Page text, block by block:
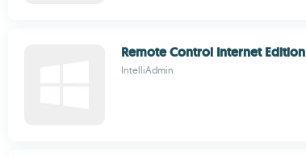
Remote Control Internet Edition
IntelliAdmin